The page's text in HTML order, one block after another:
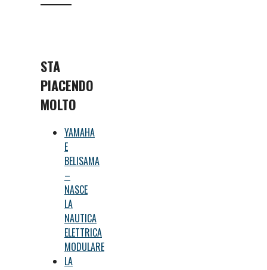
STA
PIACENDO
MOLTO
YAMAHA
E
BELISAMA
–
NASCE
LA
NAUTICA
ELETTRICA
MODULARE
LA